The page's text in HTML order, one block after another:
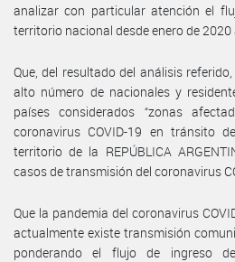
analizar con particular atención el
territorio nacional desde enero de 2020
Que, del resultado del análisis
alto número de nacionales y
países considerados “zonas
coronavirus COVID-19 en tránsito
territorio de la REPÚBLICA
casos de transmisión del coronavirus
Que la pandemia del coronavirus
actualmente existe transmisión
ponderando el flujo de ingreso